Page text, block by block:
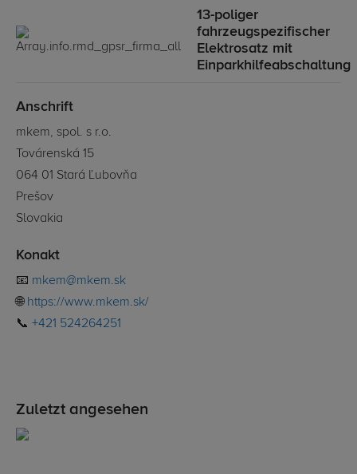
13-poliger
fahrzeugspezifischer
Elektrosatz mit
Einparkhilfeabschaltung
Anschrift
mkem, spol. s r.o.
Továrenská 15
064 01 Stará Ľubovňa
Prešov
Slovakia
Konakt
📧 mkem@mkem.sk
🌐 https://www.mkem.sk/
📞 +421 524264251
Zuletzt angesehen